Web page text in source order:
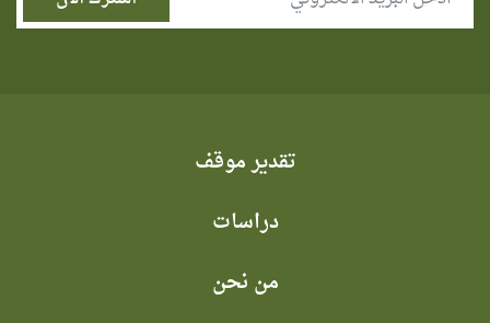
تقدير موقف
دراسات
من نحن